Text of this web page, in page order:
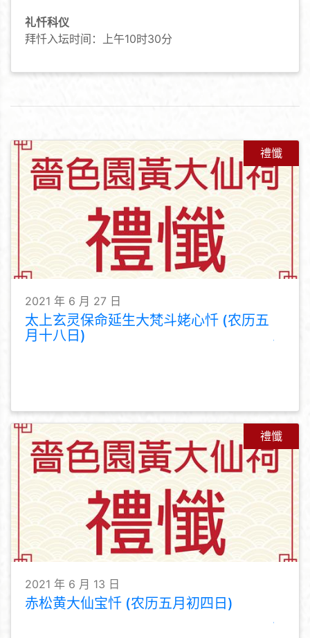
礼忏科仪
拜忏入坛时间：上午10时30分
禮懺
2021 年 6 月 27 日
太上玄灵保命延生大梵斗姥心忏 (农历五
月十八日)
禮懺
2021 年 6 月 13 日
赤松黄大仙宝忏 (农历五月初四日)